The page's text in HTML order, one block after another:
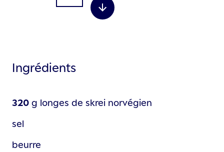
Ingrédients
320 g longes de skrei norvégien
sel
beurre